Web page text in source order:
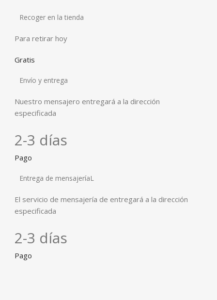
Recoger en la tienda
Para retirar hoy
Gratis
Envío y entrega
Nuestro mensajero entregará a la dirección
especificada
2-3 días
Pago
Entrega de mensajeríaL
El servicio de mensajería de entregará a la dirección
especificada
2-3 días
Pago